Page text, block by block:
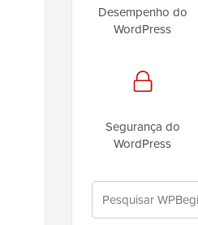
Desempenho do
WordPress
Segurança do
WordPress